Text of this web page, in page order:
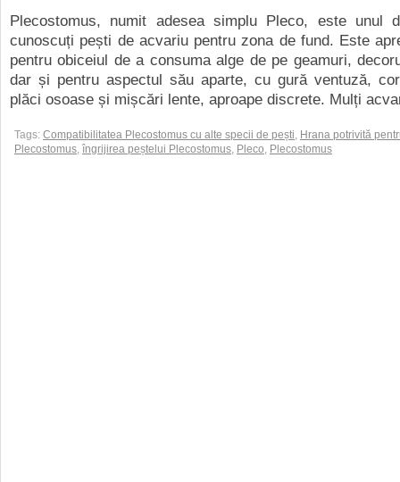
Plecostomus, numit adesea simplu Pleco, este unul
cunoscuți pești de acvariu pentru zona de fund. Este
pentru obiceiul de a consuma alge de pe geamuri,
dar și pentru aspectul său aparte, cu gură ventuză,
plăci osoase și mișcări lente, aproape discrete. Mulți
Tags: Compatibilitatea Plecostomus cu alte specii de pești, Hrana potrivită
Plecostomus, îngrijirea peștelui Plecostomus, Pleco, Plecostomus